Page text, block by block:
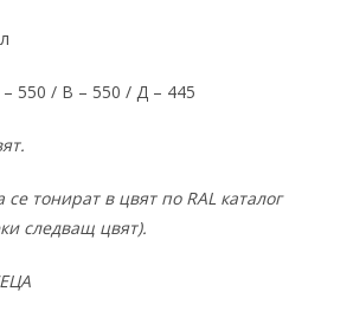
550 / В – 550 / Д – 445
тонират в цвят по RAL каталог
следващ цвят).